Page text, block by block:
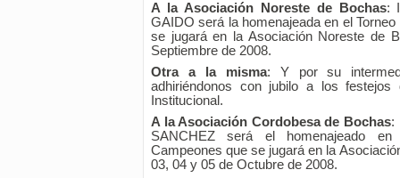
A la Asociación Noreste de Bochas:
GAIDO será la homenajeada en el
se jugará en la Asociación Noreste de
Septiembre de 2008.
Otra a la misma: Y por su
adhiriéndonos con jubilo a los
Institucional.
A la Asociación Cordobesa de Bochas:
SANCHEZ será el homenajeado
Campeones que se jugará en la
03, 04 y 05 de Octubre de 2008.